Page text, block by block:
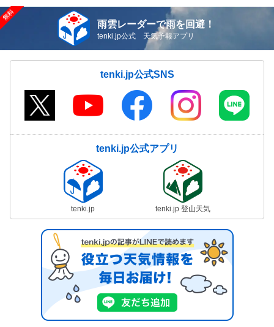
雨雲レーダーで雨を回避！
tenki.jp公式 天気予報アプリ
tenki.jp公式SNS
tenki.jp公式アプリ
tenki.jp tenki.jp 登山天気